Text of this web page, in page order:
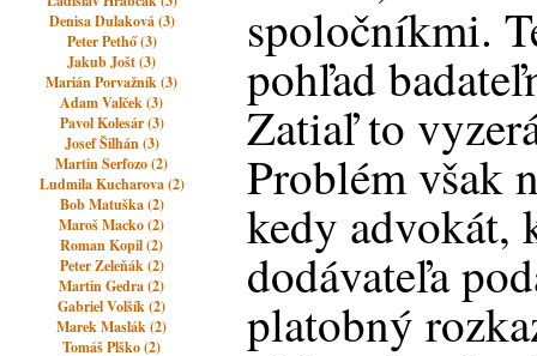
Denisa Dulaková (3)
Peter Pethő (3)
Jakub Jošt (3)
Marián Porvažník (3)
Adam Valček (3)
Pavol Kolesár (3)
Josef Šilhán (3)
Martin Serfozo (2)
Ludmila Kucharova (2)
Bob Matuška (2)
Maroš Macko (2)
Roman Kopil (2)
Peter Zeleňák (2)
Martin Gedra (2)
Gabriel Volšík (2)
Marek Maslák (2)
Tomáš Plško (2)
spoločníkmi.
pohľad
Zatiaľ to
Problém však
kedy advokát,
dodávateľa
platobný